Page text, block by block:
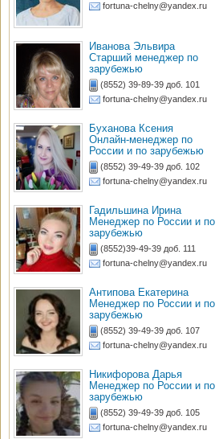
fortuna-chelny@yandex.ru
Иванова Эльвира
Старший менеджер по
зарубежью
(8552) 39-89-39 доб. 101
fortuna-chelny@yandex.ru
Буханова Ксения
Онлайн-менеджер по
России и по зарубежью
(8552) 39-49-39 доб. 102
fortuna-chelny@yandex.ru
Гадильшина Ирина
Менеджер по России и по
зарубежью
(8552)39-49-39 доб. 111
fortuna-chelny@yandex.ru
Антипова Екатерина
Менеджер по России и по
зарубежью
(8552) 39-49-39 доб. 107
fortuna-chelny@yandex.ru
Никифорова Дарья
Менеджер по России и по
зарубежью
(8552) 39-49-39 доб. 105
fortuna-chelny@yandex.ru